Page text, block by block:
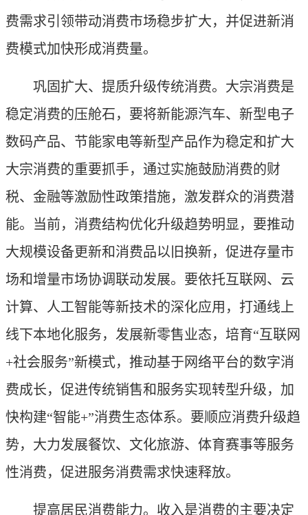
费需求引领带动消费市场稳步扩大，并促进新消
费模式加快形成消费量。
巩固扩大、提质升级传统消费。大宗消费是
稳定消费的压舱石，要将新能源汽车、新型电子
数码产品、节能家电等新型产品作为稳定和扩大
大宗消费的重要抓手，通过实施鼓励消费的财
税、金融等激励性政策措施，激发群众的消费潜
能。当前，消费结构优化升级趋势明显，要推动
大规模设备更新和消费品以旧换新，促进存量市
场和增量市场协调联动发展。要依托互联网、云
计算、人工智能等新技术的深化应用，打通线上
线下本地化服务，发展新零售业态，培育“互联网
+社会服务”新模式，推动基于网络平台的数字消
费成长，促进传统销售和服务实现转型升级，加
快构建“智能+”消费生态体系。要顺应消费升级趋
势，大力发展餐饮、文化旅游、体育赛事等服务
性消费，促进服务消费需求快速释放。
提高居民消费能力。收入是消费的主要决定